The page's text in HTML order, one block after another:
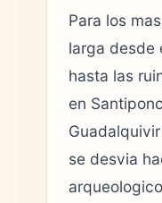
Para los
larga desde
hasta las
en
se desvia